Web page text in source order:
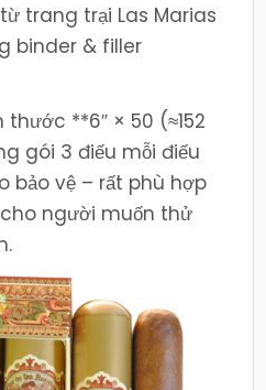
trang trại Las Marias
binder & filler
**6″ × 50 (≈152
gói 3 điếu mỗi điếu
vệ – rất phù hợp
người muốn thử